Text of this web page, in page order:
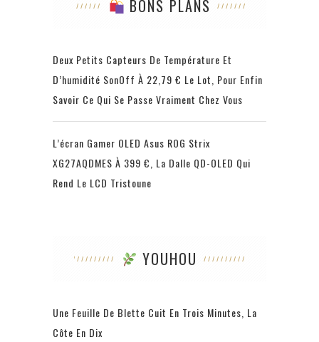
BONS PLANS
Deux Petits Capteurs De Température Et
D’humidité SonOff À 22,79 € Le Lot, Pour Enfin
Savoir Ce Qui Se Passe Vraiment Chez Vous
L’écran Gamer OLED Asus ROG Strix
XG27AQDMES À 399 €, La Dalle QD-OLED Qui
Rend Le LCD Tristoune
YOUHOU
Une Feuille De Blette Cuit En Trois Minutes, La
Côte En Dix